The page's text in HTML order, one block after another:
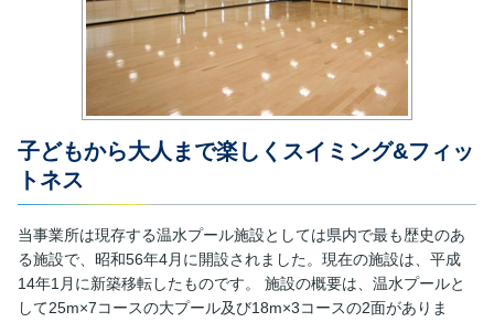
子どもから大人まで楽しくスイミング&フィッ
トネス
当事業所は現存する温水プール施設としては県内で最も歴史のあ
る施設で、昭和56年4月に開設されました。現在の施設は、平成
14年1月に新築移転したものです。 施設の概要は、温水プールと
して25m×7コースの大プール及び18m×3コースの2面がありま